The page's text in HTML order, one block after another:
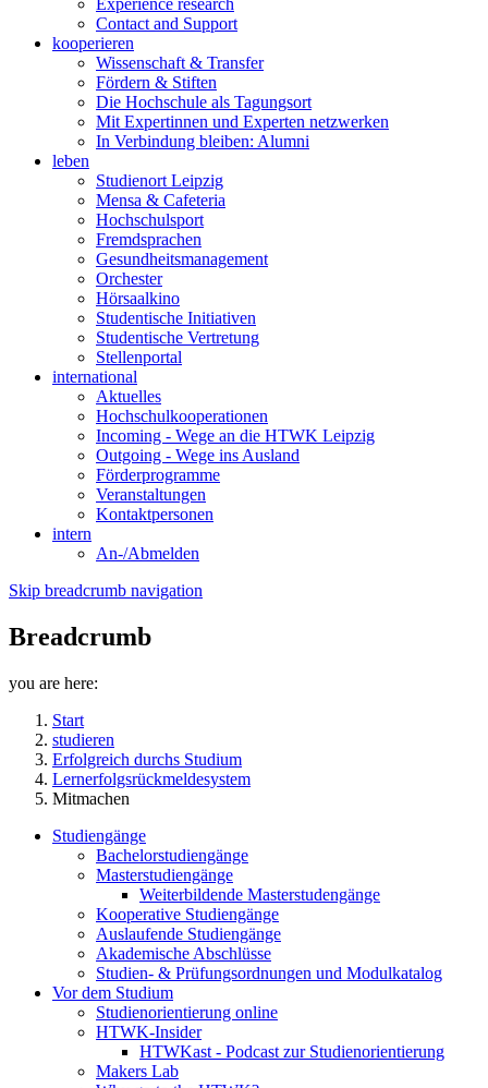
Experience research
Contact and Support
kooperieren
Wissenschaft & Transfer
Fördern & Stiften
Die Hochschule als Tagungsort
Mit Expertinnen und Experten netzwerken
In Verbindung bleiben: Alumni
leben
Studienort Leipzig
Mensa & Cafeteria
Hochschulsport
Fremdsprachen
Gesundheitsmanagement
Orchester
Hörsaalkino
Studentische Initiativen
Studentische Vertretung
Stellenportal
international
Aktuelles
Hochschulkooperationen
Incoming - Wege an die HTWK Leipzig
Outgoing - Wege ins Ausland
Förderprogramme
Veranstaltungen
Kontaktpersonen
intern
An-/Abmelden
Skip breadcrumb navigation
Breadcrumb
you are here:
Start
studieren
Erfolgreich durchs Studium
Lernerfolgsrückmeldesystem
Mitmachen
Studiengänge
Bachelorstudiengänge
Masterstudiengänge
Weiterbildende Masterstudengänge
Kooperative Studiengänge
Auslaufende Studiengänge
Akademische Abschlüsse
Studien- & Prüfungsordnungen und Modulkatalog
Vor dem Studium
Studienorientierung online
HTWK-Insider
HTWKast - Podcast zur Studienorientierung
Makers Lab